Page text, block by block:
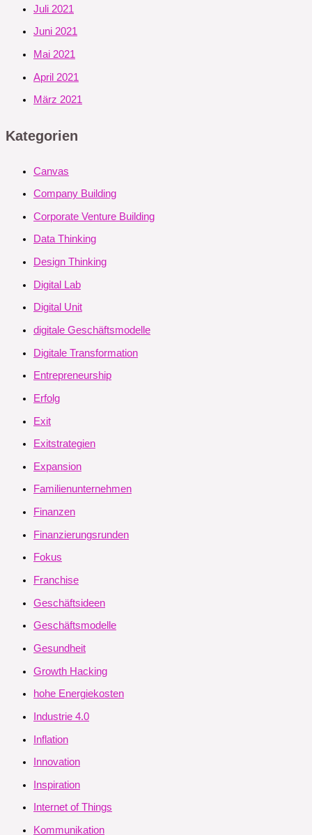
Juli 2021
Juni 2021
Mai 2021
April 2021
März 2021
Kategorien
Canvas
Company Building
Corporate Venture Building
Data Thinking
Design Thinking
Digital Lab
Digital Unit
digitale Geschäftsmodelle
Digitale Transformation
Entrepreneurship
Erfolg
Exit
Exitstrategien
Expansion
Familienunternehmen
Finanzen
Finanzierungsrunden
Fokus
Franchise
Geschäftsideen
Geschäftsmodelle
Gesundheit
Growth Hacking
hohe Energiekosten
Industrie 4.0
Inflation
Innovation
Inspiration
Internet of Things
Kommunikation